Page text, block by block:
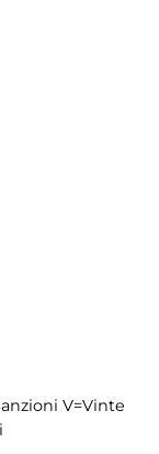
V=Vinte